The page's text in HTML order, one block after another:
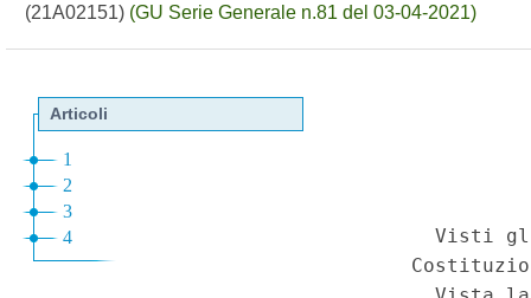
(21A02151) (GU Serie Generale n.81 del 03-04-2021)